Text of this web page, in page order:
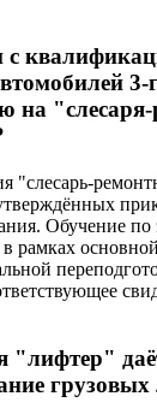
на
"слесарь-
Обучение по
в рамках
"лифтер"
грузовых